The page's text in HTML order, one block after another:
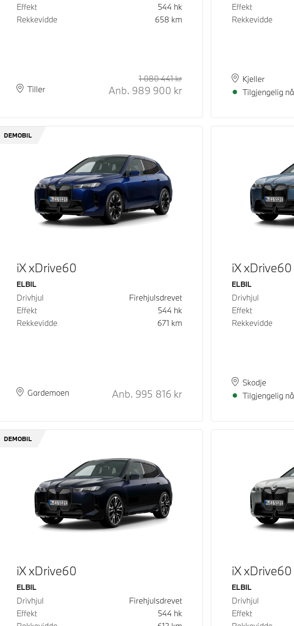
Effekt
544 hk
Rekkevidde
658 km
PlassTiller
Leveringstid
Veiledende pris
1 080 441krKontantpris
Anb. 989 900 kr
Effekt
Rekkevidde
PlassKjeller
Leveringstid
Tilgjengelig nå
pris
DEMOBIL
iX xDrive60
Drivstoff
ELBIL
Drivhjul
Firehjulsdrevet
Effekt
544 hk
Rekkevidde
671 km
PlassGardemoen
Leveringstid Kontantpris
Anb. 995 816 kr
iX xDrive60
Drivstoff
ELBIL
Drivhjul
Effekt
Rekkevidde
PlassSkodje
Leveringstid
Tilgjengelig nå
DEMOBIL
iX xDrive60
Drivstoff
ELBIL
Drivhjul
Firehjulsdrevet
Effekt
544 hk
iX xDrive60
Drivstoff
ELBIL
Drivhjul
Effekt